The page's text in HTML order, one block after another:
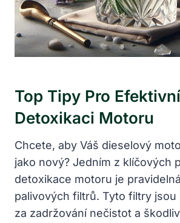
Top Tipy Pro Efektivní
Detoxikaci Motoru
Chcete, aby Váš dieselový
jako nový? Jedním z klíčových
detoxikace motoru je
palivových filtrů. Tyto filtry jsou
za zadržování nečistot a